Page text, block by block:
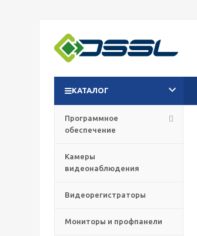
КАТАЛОГ
Программное
обеспечение
Камеры
видеонаблюдения
Видеорегистраторы
Мониторы и профпанели